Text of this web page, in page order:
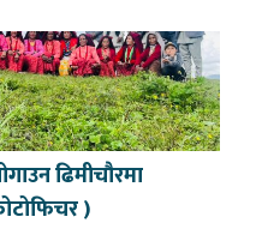
ढिमीचौरमा
)